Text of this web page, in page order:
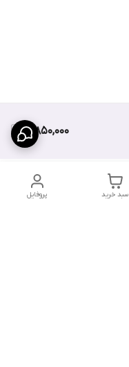
3,850,000
پروفایل سبد خرید